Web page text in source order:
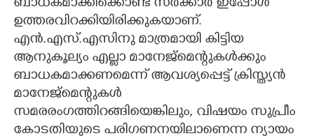
ബാധകമാക്കിക്കൊണ്ട് സർക്കാർ ഇപ്പോൾ
ഉത്തരവിറക്കിയിരിക്കുകയാണ്.
എൻ.എസ്.എസിനു മാത്രമായി കിട്ടിയ
ആനുകൂല്യം എല്ലാ മാനേജ്മെന്റുകൾക്കും
ബാധകമാക്കണമെന്ന് ആവശ്യപ്പെട്ട് ക്രിസ്ത്യൻ
മാനേജ്മെന്റുകൾ
സമരരംഗത്തിറങ്ങിയെങ്കിലും,​ വിഷയം സുപ്രീം
കോടതിയുടെ പരിഗണനയിലാണെന്ന ന്യായം